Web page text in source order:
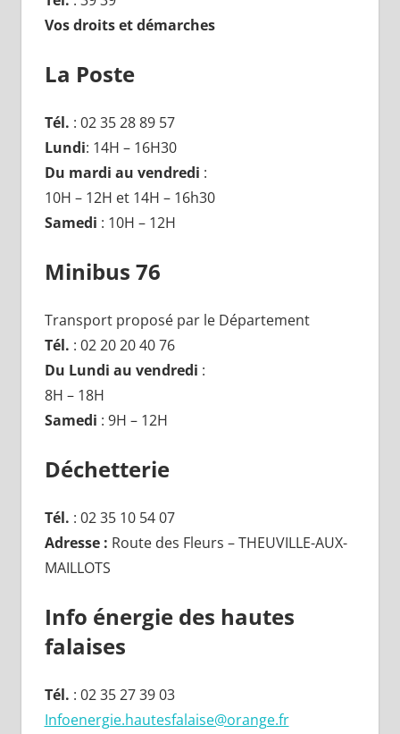
Vos droits et démarches
La Poste
Tél. : 02 35 28 89 57
Lundi: 14H – 16H30
Du mardi au vendredi :
10H – 12H et 14H – 16h30
Samedi : 10H – 12H
Minibus 76
Transport proposé par le Département
Tél. : 02 20 20 40 76
Du Lundi au vendredi :
8H – 18H
Samedi : 9H – 12H
Déchetterie
Tél. : 02 35 10 54 07
Adresse : Route des Fleurs – THEUVILLE-AUX-
MAILLOTS
Info énergie des hautes
falaises
Tél. : 02 35 27 39 03
Infoenergie.hautesfalaise@orange.fr